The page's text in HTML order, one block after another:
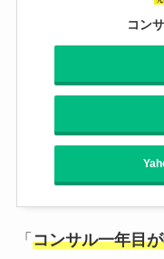
コン
「 コンサル一年目